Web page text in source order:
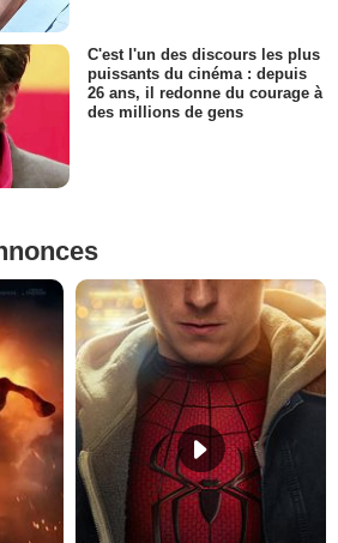
C'est l'un des discours les plus
puissants du cinéma : depuis
26 ans, il redonne du courage à
des millions de gens